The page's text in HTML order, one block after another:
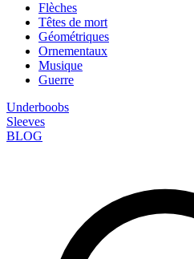
Flèches
Têtes de mort
Géométriques
Ornementaux
Musique
Guerre
Underboobs
Sleeves
BLOG